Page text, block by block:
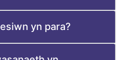
yn para?